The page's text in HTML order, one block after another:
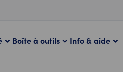
Boîte à outils Info & aide